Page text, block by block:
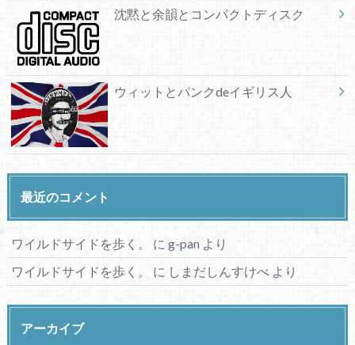
沈黙と余韻とコンパクトディスク
ウィットとパンクdeイギリス人
最近のコメント
ワイルドサイドを歩く。 に g-panより
ワイルドサイドを歩く。
に しまだしんすけべ より
アーカイブ